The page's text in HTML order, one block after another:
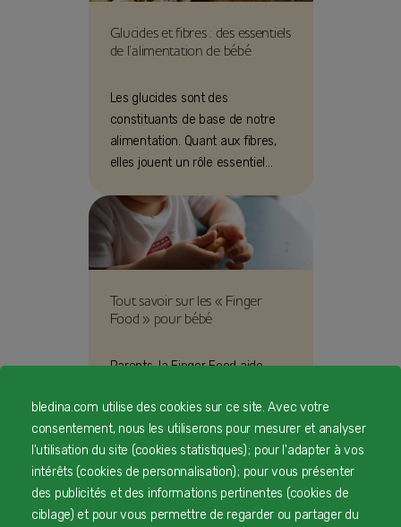
Glucides et fibres : des essentiels
de l’alimentation de bébé
Les glucides sont des
constituants de base de notre
alimentation. Quant aux fibres,
elles jouent un rôle essentiel
bonne santé.
Tout savoir sur les « Finger
Food » pour bébé
Parents, la Finger Food aide
psychomoteur ! Dès 7 mois,
initiez votre chérubin à l'art de
manger seul avec les doigts.
Voici nos idées finger food bébé :
bâtonnet de légumes, fruits,
fromage, biscuits pendant la
bledina.com utilise des cookies sur ce site. Avec votre
consentement, nous les utiliserons pour mesurer et analyser
l'utilisation du site (cookies statistiques) ; pour l'adapter à vos
intérêts (cookies de personnalisation) ; pour vous présenter
des publicités et des informations pertinentes (cookies de
ciblage) et pour vous permettre de regarder ou partager du